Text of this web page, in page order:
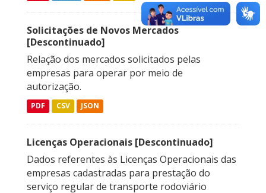
Solicitações de Novos Mercados
[Descontinuado]
Relação dos mercados solicitados pelas
empresas para operar por meio de
autorização.
PDF CSV JSON
Licenças Operacionais [Descontinuado]
Dados referentes às Licenças Operacionais das
empresas cadastradas para prestação do
serviço regular de transporte rodoviário